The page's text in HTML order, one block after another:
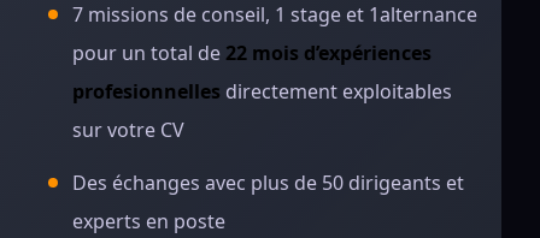
7 missions de conseil, 1 stage et 1alternance
pour un total de 22 mois d’expériences
profesionnelles directement exploitables
sur votre CV
Des échanges avec plus de 50 dirigeants et
experts en poste